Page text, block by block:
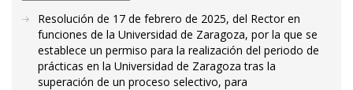
Resolución de 17 de febrero de 2025, del Rector en
funciones de la Universidad de Zaragoza, por la que se
establece un permiso para la realización del periodo de
prácticas en la Universidad de Zaragoza tras la
superación de un proceso selectivo, para